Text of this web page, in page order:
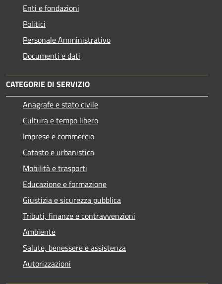
Enti e fondazioni
Politici
Personale Amministrativo
Documenti e dati
CATEGORIE DI SERVIZIO
Anagrafe e stato civile
Cultura e tempo libero
Imprese e commercio
Catasto e urbanistica
Mobilità e trasporti
Educazione e formazione
Giustizia e sicurezza pubblica
Tributi, finanze e contravvenzioni
Ambiente
Salute, benessere e assistenza
Autorizzazioni